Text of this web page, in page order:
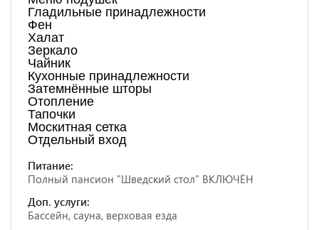
Гладильные принадлежности
Фен
Халат
Зеркало
Чайник
Кухонные принадлежности
Затемнённые шторы
Отопление
Тапочки
Москитная сетка
Отдельный вход
Питание:
Полный пансион "Шведский стол" ВКЛЮЧЁН
Доп. услуги:
Бассейн, сауна, верховая езда